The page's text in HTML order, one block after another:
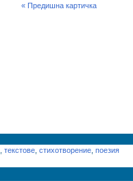
« Предишна картичка
текстове стихотворение поезия